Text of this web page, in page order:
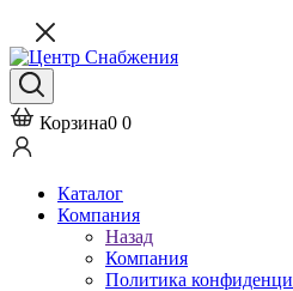
Корзина0 0
Каталог
Компания
Назад
Компания
Политика